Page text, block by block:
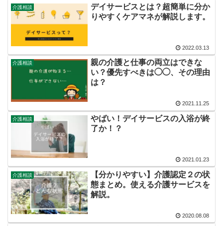
介護相談
デイサービスとは？超簡単に分か
りやすくケアマネが解説します。
2022.03.13
介護相談
親の介護と仕事の両立はできな
い？優先すべきは◯◯、その理由
は？
2021.11.25
介護相談
やばい！デイサービスの入浴が終
了か！？
2021.01.23
介護相談
【分かりやすい】介護認定２の状
態まとめ。使える介護サービスを
解説。
2020.08.08